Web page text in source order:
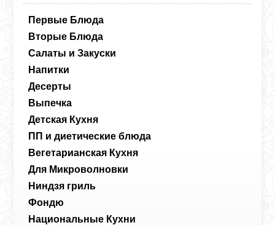
Первые Блюда
Вторые Блюда
Салаты и Закуски
Напитки
Десерты
Выпечка
Детская Кухня
ПП и диетические блюда
Вегетарианская Кухня
Для Микроволновки
Ниндзя гриль
Фондю
Национальные Кухни